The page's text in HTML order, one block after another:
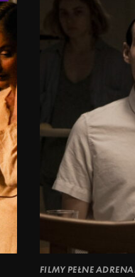
FILMY PEŁNE